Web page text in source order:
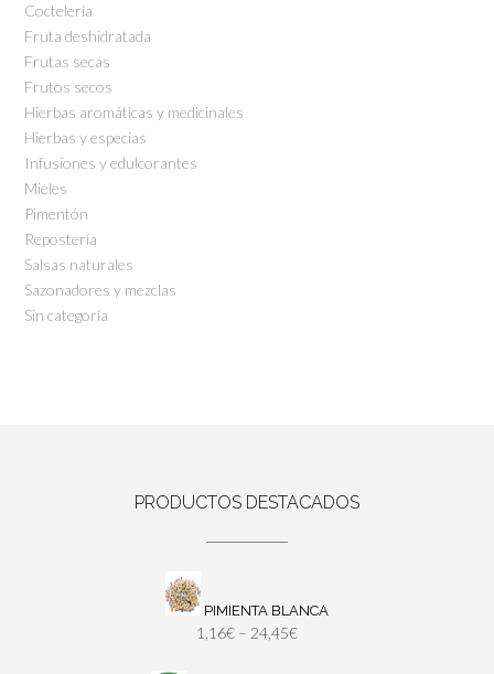
Coctelería
Fruta deshidratada
Frutas secas
Frutos secos
Hierbas aromáticas y medicinales
Hierbas y especias
Infusiones y edulcorantes
Mieles
Pimentón
Repostería
Salsas naturales
Sazonadores y mezclas
Sin categoría
PRODUCTOS DESTACADOS
PIMIENTA BLANCA
1,16€ – 24,45€